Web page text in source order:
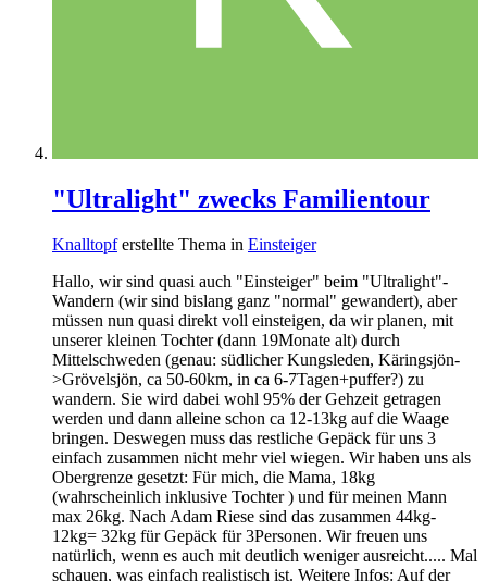
"Ultralight" zwecks Familientour
Knalltopferstellte Thema in Einsteiger
Hallo, wir sind quasi auch "Einsteiger" beim "Ultralight"-
Wandern (wir sind bislang ganz "normal" gewandert), aber
müssen nun quasi direkt voll einsteigen, da wir planen, mit
unserer kleinen Tochter (dann 19Monate alt) durch
Mittelschweden (genau: südlicher Kungsleden, Käringsjön-
>Grövelsjön, ca 50-60km, in ca 6-7Tagen+puffer?) zu
wandern. Sie wird dabei wohl 95% der Gehzeit getragen
werden und dann alleine schon ca 12-13kg auf die Waage
bringen. Deswegen muss das restliche Gepäck für uns 3
einfach zusammen nicht mehr viel wiegen. Wir haben uns als
Obergrenze gesetzt: Für mich, die Mama, 18kg
(wahrscheinlich inklusive Tochter ) und für meinen Mann
max 26kg. Nach Adam Riese sind das zusammen 44kg-
12kg= 32kg für Gepäck für 3Personen. Wir freuen uns
natürlich, wenn es auch mit deutlich weniger ausreicht..... Mal
schauen, was einfach realistisch ist. Weitere Infos: Auf der